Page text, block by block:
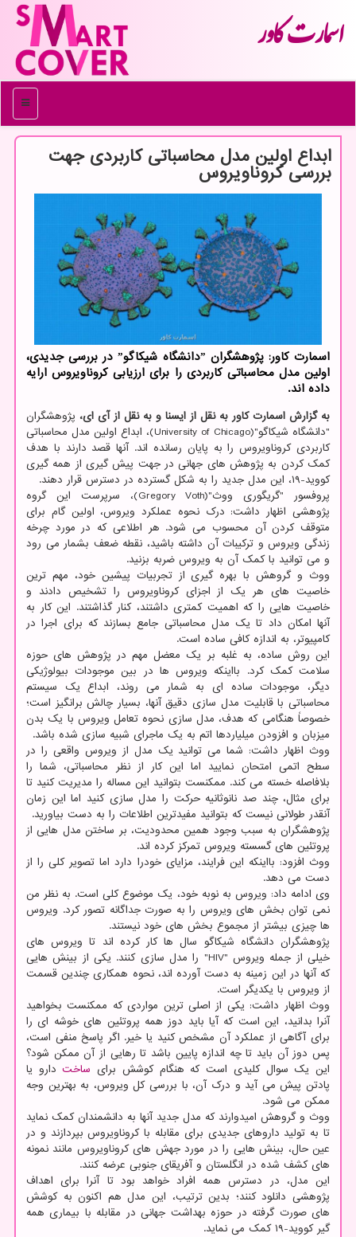
اسمارت كاور
منو
ابداع اولین مدل محاسباتی كاربردی جهت
بررسی كروناویروس
اسمارت کاور: پژوهشگران ˮدانشگاه شیکاگوˮ در بررسی جدیدی،
اولین مدل محاسباتی کاربردی را برای ارزیابی کروناویروس ارایه
داده اند.
به گزارش اسمارت کاور به نقل از ایسنا و به نقل از آی ای، پژوهشگران
"دانشگاه شیکاگو"(University of Chicago)، ابداع اولین مدل محاسباتی
کاربردی کروناویروس را به پایان رسانده اند. آنها قصد دارند با هدف
کمک کردن به پژوهش های جهانی در جهت پیش گیری از همه گیری
کووید-۱۹، این مدل جدید را به شکل گسترده در دسترس قرار دهند.
پروفسور "گریگوری ووث"(Gregory Voth)، سرپرست این گروه
پژوهشی اظهار داشت: درک نحوه عملکرد ویروس، اولین گام برای
متوقف کردن آن محسوب می شود. هر اطلاعی که در مورد چرخه
زندگی ویروس و ترکیبات آن داشته باشید، نقطه ضعف بشمار می رود
و می توانید با کمک آن به ویروس ضربه بزنید.
ووث و گروهش با بهره گیری از تجربیات پیشین خود، مهم ترین
خاصیت های هر یک از اجزای کروناویروس را تشخیص دادند و
خاصیت هایی را که اهمیت کمتری داشتند، کنار گذاشتند. این کار به
آنها امکان داد تا یک مدل محاسباتی جامع بسازند که برای اجرا در
کامپیوتر، به اندازه کافی ساده است.
این روش ساده، به غلبه بر یک معضل مهم در پژوهش های حوزه
سلامت کمک کرد. بااینکه ویروس ها در بین موجودات بیولوژیکی
دیگر، موجودات ساده ای به شمار می روند، ابداع یک سیستم
محاسباتی با قابلیت مدل سازی دقیق آنها، بسیار چالش برانگیز است؛
خصوصاً هنگامی که هدف، مدل سازی نحوه تعامل ویروس با یک بدن
میزبان و افزودن میلیاردها اتم به یک ماجرای شبیه سازی شده باشد.
ووث اظهار داشت: شما می توانید یک مدل از ویروس واقعی را در
سطح اتمی امتحان نمایید اما این کار از نظر محاسباتی، شما را
بلافاصله خسته می کند. ممکنست بتوانید این مساله را مدیریت کنید تا
برای مثال، چند صد نانوثانیه حرکت را مدل سازی کنید اما این زمان
آنقدر طولانی نیست که بتوانید مفیدترین اطلاعات را به دست بیاورید.
پژوهشگران به سبب وجود همین محدودیت، بر ساختن مدل هایی از
پروتئین های گسسته ویروس تمرکز کرده اند.
ووث افزود: بااینکه این فرایند، مزایای خودرا دارد اما تصویر کلی را از
دست می دهد.
وی ادامه داد: ویروس به نوبه خود، یک موضوع کلی است. به نظر من
نمی توان بخش های ویروس را به صورت جداگانه تصور کرد. ویروس
ها چیزی بیشتر از مجموع بخش های خود نیستند.
پژوهشگران دانشگاه شیکاگو سال ها کار کرده اند تا ویروس های
خیلی از جمله ویروس "HIV" را مدل سازی کنند. یکی از بینش هایی
که آنها در این زمینه به دست آورده اند، نحوه همکاری چندین قسمت
از ویروس با یکدیگر است.
ووث اظهار داشت: یکی از اصلی ترین مواردی که ممکنست بخواهید
آنرا بدانید، این است که آیا باید دوز همه پروتئین های خوشه ای را
برای آگاهی از عملکرد آن مشخص کنید یا خیر. اگر پاسخ منفی است،
پس دوز آن باید تا چه اندازه پایین باشد تا رهایی از آن ممکن شود؟
این یک سوال کلیدی است که هنگام کوشش برای ساختدارو یا
پادتن پیش می آید و درک آن، با بررسی کل ویروس، به بهترین وجه
ممکن می شود.
ووث و گروهش امیدوارند که مدل جدید آنها به دانشمندان کمک نماید
تا به تولید داروهای جدیدی برای مقابله با کروناویروس بپردازند و در
عین حال، بینش هایی را در مورد جهش های کروناویروس مانند نمونه
های کشف شده در انگلستان و آفریقای جنوبی عرضه کنند.
این مدل، در دسترس همه افراد خواهد بود تا آنرا برای اهداف
پژوهشی دانلود کنند؛ بدین ترتیب، این مدل هم اکنون به کوشش
های صورت گرفته در حوزه بهداشت جهانی در مقابله با بیماری همه
گیر کووید-۱۹ کمک می نماید.